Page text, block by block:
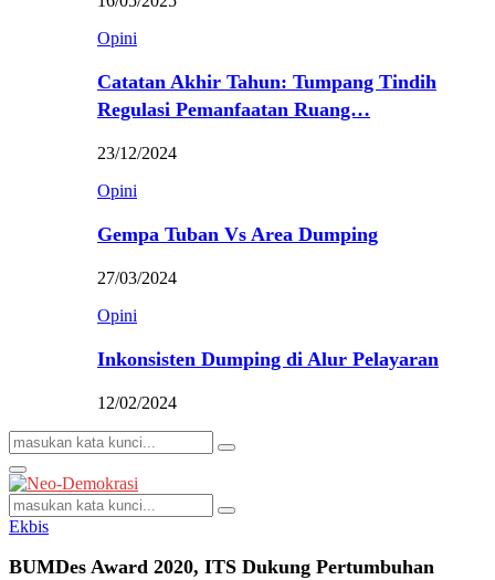
Opini
Catatan Akhir Tahun: Tumpang Tindih
Regulasi Pemanfaatan Ruang…
23/12/2024
Opini
Gempa Tuban Vs Area Dumping
27/03/2024
Opini
Inkonsisten Dumping di Alur Pelayaran
12/02/2024
Search
for:
Search
Primary
Menu
Search
for:
Search
Ekbis
BUMDes Award 2020, ITS Dukung Pertumbuhan